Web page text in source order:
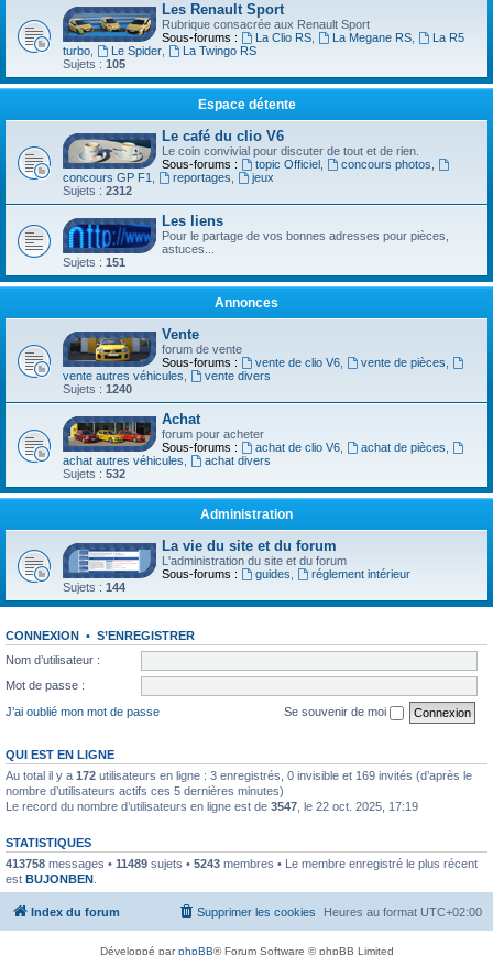
Les Renault Sport
Rubrique consacrée aux Renault Sport
Sous-forums :
La Clio RS, La Megane RS,
La R5
turbo, Le Spider,
La Twingo RS
Sujets : 105
Espace détente
Le café du clio V6
Le coin convivial pour discuter de tout et de rien.
Sous-forums :
topic Officiel , concours photos,
concours GP F1, reportages,
jeux
Sujets : 2312
Les liens
Pour le partage de vos bonnes adresses pour pièces,
astuces...
Sujets : 151
Annonces
Vente
forum de vente
Sous-forums :
vente de clio V6, vente de pièces,
vente autres véhicules,
vente divers
Sujets : 1240
Achat
forum pour acheter
Sous-forums :
achat de clio V6, achat de pièces,
achat autres véhicules,
achat divers
Sujets : 532
Administration
La vie du site et du forum
L'administration du site et du forum
Sous-forums :
guides,
réglement intérieur
Sujets : 144
CONNEXION • S’ENREGISTRER
Nom d’utilisateur :
Mot de passe :
J’ai oublié mon mot de passe
Se souvenir de moi
QUI EST EN LIGNE
Au total il y a 172 utilisateurs en ligne : 3 enregistrés, 0 invisible et 169 invités (d’après le
nombre d’utilisateurs actifs ces 5 dernières minutes)
Le record du nombre d’utilisateurs en ligne est de 3547 , le 22 oct. 2025, 17:19
STATISTIQUES
413758 messages • 11489 sujets • 5243 membres • Le membre enregistré le plus récent
est BUJONBEN
Index du forum Heures au format UTC+02:00
Supprimer les cookies
Développé parphpBB® Forum Software © phpBB Limited